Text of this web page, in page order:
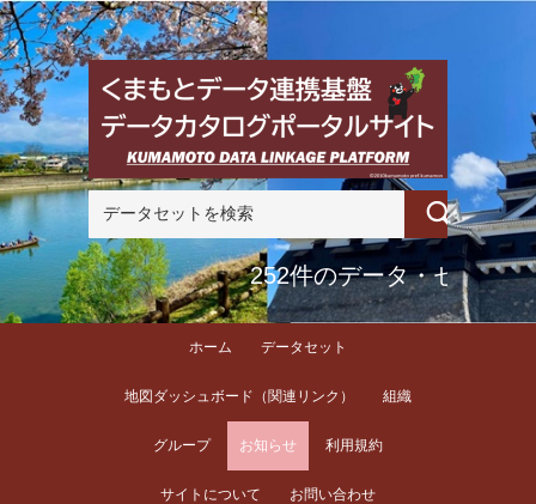
252件のデータ・セット
ホーム データセット
地図ダッシュボード（関連リンク） 組織
グループ お知らせ 利用規約
サイトについて お問い合わせ